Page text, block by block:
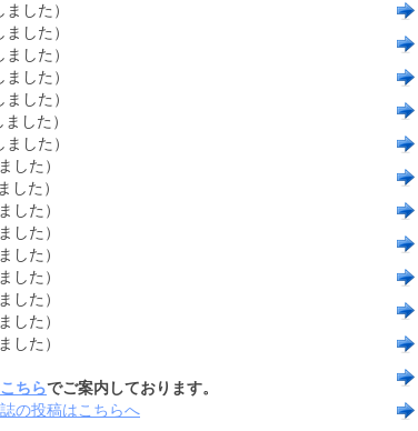
した）
した）
した）
した）
した）
した）
した）
した）
した）
した）
した）
した）
した）
した）
した）
した）
こちらでご案内しております。
の投稿はこちらへ